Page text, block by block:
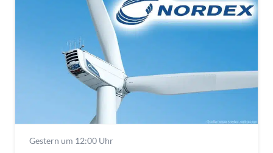
Gestern um 12:00 Uhr